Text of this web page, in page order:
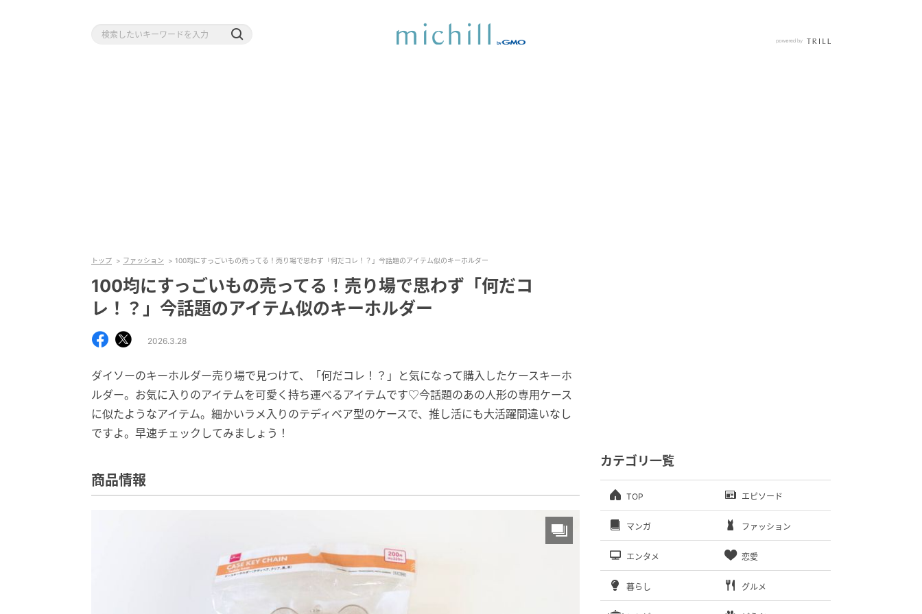
トップ ファッション 100均にすっごいもの売ってる！売り場で思わず「何だコレ！？」今話題のアイテム似のキーホルダー
100均にすっごいもの売ってる！売り場で思わず「何だコ
レ！？」今話題のアイテム似のキーホルダー
2026.3.28
ダイソーのキーホルダー売り場で見つけて、「何だコレ！？」と気になって購入したケースキーホ
ルダー。お気に入りのアイテムを可愛く持ち運べるアイテムです♡今話題のあの人形の専用ケース
に似たようなアイテム。細かいラメ入りのテディベア型のケースで、推し活にも大活躍間違いなし
ですよ。早速チェックしてみましょう！
商品情報
カテゴリ一覧
TOP エピソード
マンガ ファッション
エンタメ 恋愛
暮らし グルメ